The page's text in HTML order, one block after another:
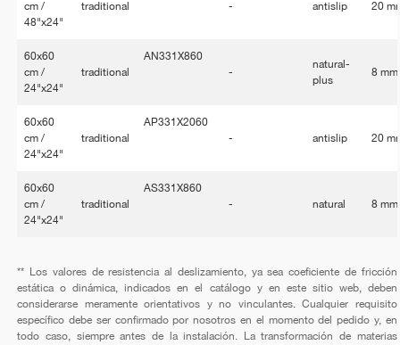
cm /
48"x24"
traditional
-
antislip 20
60x60
cm /
24"x24"
traditional
AN331X860
-
natural-
plus
8 mm
60x60
cm /
24"x24"
traditional
AP331X2060
-
antislip 20
60x60
cm /
24"x24"
traditional
AS331X860
-
natural 8 mm
** Los valores de resistencia al deslizamiento, ya sea coeficiente de fricción
estática o dinámica, indicados en el catálogo y en este sitio web, deben
considerarse meramente orientativos y no vinculantes. Cualquier requisito
específico debe ser confirmado por nosotros en el momento del pedido y, en
todo caso, siempre antes de la instalación. La transformación de materias